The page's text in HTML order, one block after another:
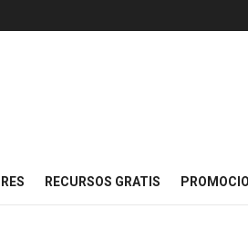
RECURSOS GRATIS